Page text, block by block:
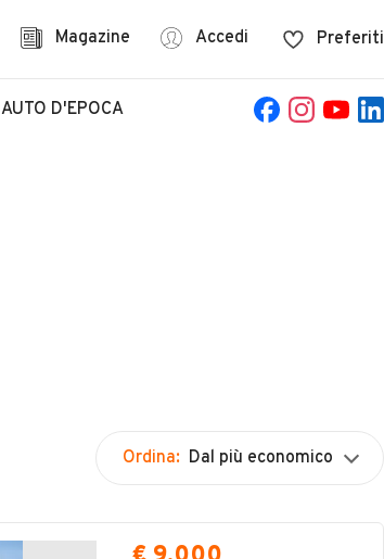
Magazine Accedi Preferiti
AUTO D'EPOCA
Ordina: Dal più economico